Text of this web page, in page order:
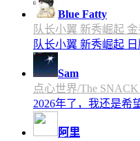
Blue Fatty
队长小翼 新秀崛起 金
队长小翼 新秀崛起
Sam
点心世界/The
2026年了，我还是希
阿里